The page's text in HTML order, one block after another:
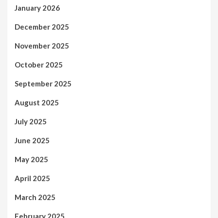
January 2026
December 2025
November 2025
October 2025
September 2025
August 2025
July 2025
June 2025
May 2025
April 2025
March 2025
February 2025